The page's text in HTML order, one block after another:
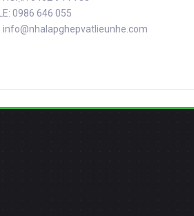
0986 646 055
info@nhalapghepvatlieunhe.com